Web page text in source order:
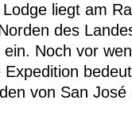
liegt am
des
Noch vor
von San José